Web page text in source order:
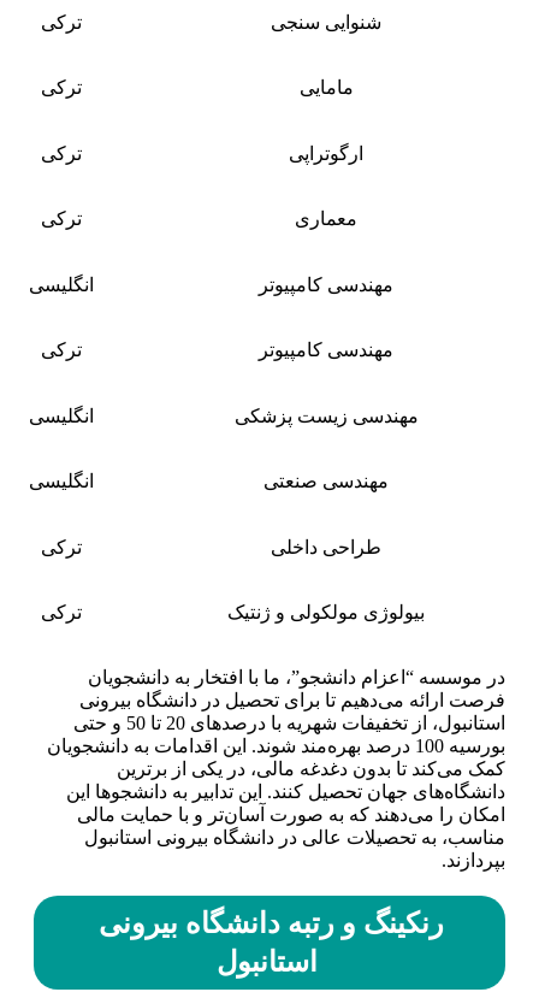
شنوایی سنجی ترکی
مامایی ترکی
ارگوتراپی ترکی
معماری ترکی
مهندسی کامپیوتر انگلیسی
مهندسی کامپیوتر ترکی
مهندسی زیست پزشکی انگلیسی
مهندسی صنعتی انگلیسی
طراحی داخلی ترکی
بیولوژی مولکولی و ژنتیک ترکی
در موسسه “اعزام دانشجو”، ما با افتخار به دانشجویان
فرصت ارائه می‌دهیم تا برای تحصیل در دانشگاه بیرونی
استانبول، از تخفیفات شهریه با درصدهای 20 تا 50 و حتی
بورسیه 100 درصد بهره‌مند شوند. این اقدامات به دانشجویان
کمک می‌کند تا بدون دغدغه مالی، در یکی از برترین
دانشگاه‌های جهان تحصیل کنند. این تدابیر به دانشجوها این
امکان را می‌دهند که به صورت آسان‌تر و با حمایت مالی
مناسب، به تحصیلات عالی در دانشگاه بیرونی استانبول
بپردازند.
رنکینگ و رتبه دانشگاه بیرونی
استانبول